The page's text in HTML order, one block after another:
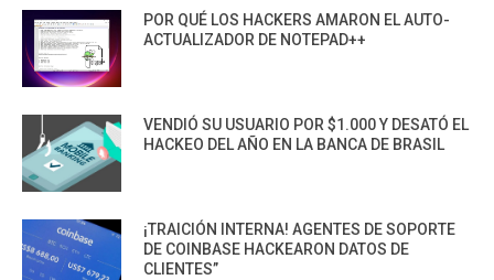
POR QUÉ LOS HACKERS AMARON EL AUTO-
ACTUALIZADOR DE NOTEPAD++
VENDIÓ SU USUARIO POR $1.000 Y DESATÓ EL
HACKEO DEL AÑO EN LA BANCA DE BRASIL
¡TRAICIÓN INTERNA! AGENTES DE SOPORTE
DE COINBASE HACKEARON DATOS DE
CLIENTES”